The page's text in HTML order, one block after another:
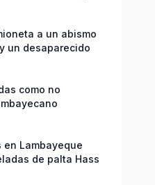
a un abismo
un desaparecido
como no
Lambayeque
de palta Hass